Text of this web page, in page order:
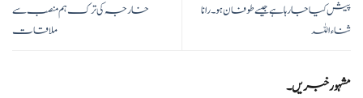
پیش کیا جا رہا ہے جیسے طوفان ہو۔ رانا
ثناءاللہ
خارجہ کی ترک ہم منصب سے
ملاقات
مشہور خبریں۔